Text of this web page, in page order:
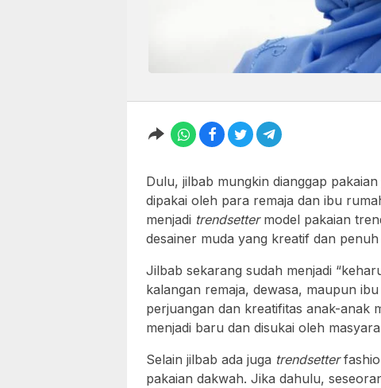
Dulu, jilbab mungkin dianggap pakaian
dipakai oleh para remaja dan ibu
menjadi trendsettermodel pakaian
desainer muda yang kreatif dan
Jilbab sekarang sudah menjadi
kalangan remaja, dewasa, maupun
perjuangan dan kreatifitas anak-anak
menjadi baru dan disukai oleh
Selain jilbab ada juga trendsetter
pakaian dakwah. Jika dahulu,